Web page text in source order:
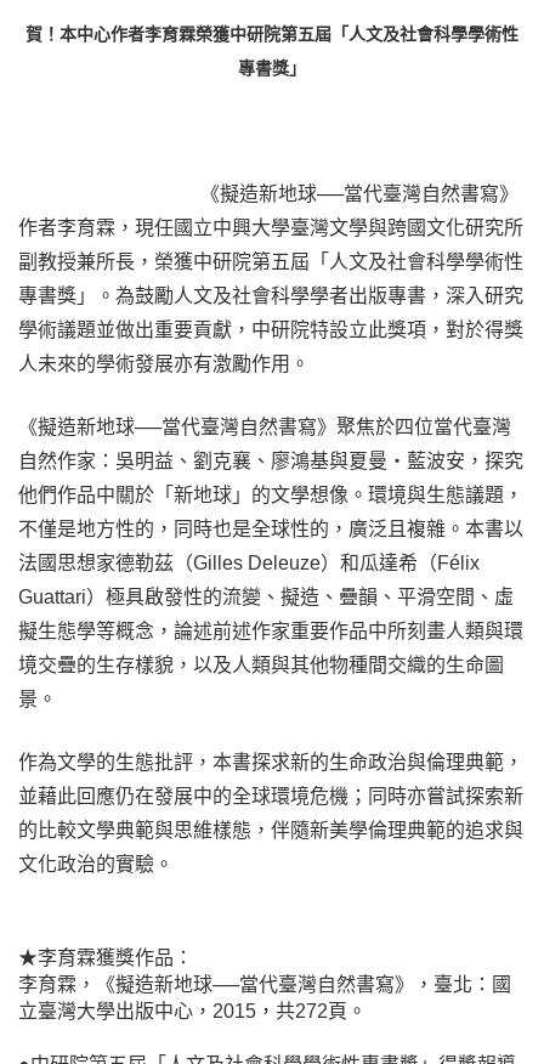
賀！本中心作者李育霖榮獲中研院第五屆「人文及社會科學學術性
專書獎」
《擬造新地球──當代臺灣自然書寫》
作者李育霖，現任國立中興大學臺灣文學與跨國文化研究所
副教授兼所長，榮獲中研院第五屆「人文及社會科學學術性
專書獎」。為鼓勵人文及社會科學學者出版專書，深入研究
學術議題並做出重要貢獻，中研院特設立此獎項，對於得獎
人未來的學術發展亦有激勵作用。
《擬造新地球──當代臺灣自然書寫》聚焦於四位當代臺灣
自然作家：吳明益、劉克襄、廖鴻基與夏曼‧藍波安，探究
他們作品中關於「新地球」的文學想像。環境與生態議題，
不僅是地方性的，同時也是全球性的，廣泛且複雜。本書以
法國思想家德勒茲（Gilles Deleuze）和瓜達希（Félix
Guattari）極具啟發性的流變、擬造、疊韻、平滑空間、虛
擬生態學等概念，論述前述作家重要作品中所刻畫人類與環
境交疊的生存樣貌，以及人類與其他物種間交織的生命圖
景。
作為文學的生態批評，本書探求新的生命政治與倫理典範，
並藉此回應仍在發展中的全球環境危機；同時亦嘗試探索新
的比較文學典範與思維樣態，伴隨新美學倫理典範的追求與
文化政治的實驗。
★李育霖獲獎作品：
李育霖，《擬造新地球──當代臺灣自然書寫》，臺北：國
立臺灣大學出版中心，2015，共272頁。